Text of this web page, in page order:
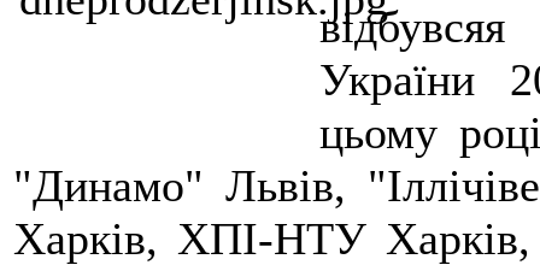
України
цьому
"Динамо" Львів,
Харків, ХПІ-НТУ